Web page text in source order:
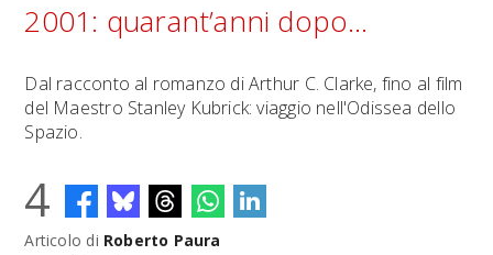
2001: quarant’anni dopo…
Dal racconto al romanzo di Arthur C. Clarke, fino al film
del Maestro Stanley Kubrick: viaggio nell'Odissea dello
Spazio.
4
Articolo di Roberto Paura